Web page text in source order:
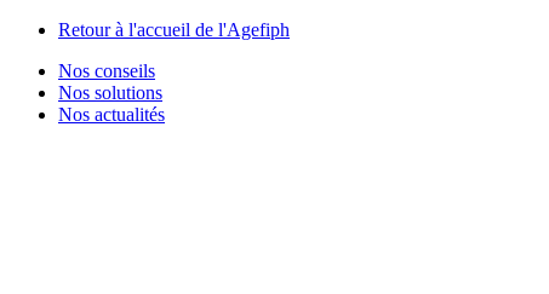
Retour à l'accueil de l'Agefiph
Nos conseils
Nos solutions
Nos actualités